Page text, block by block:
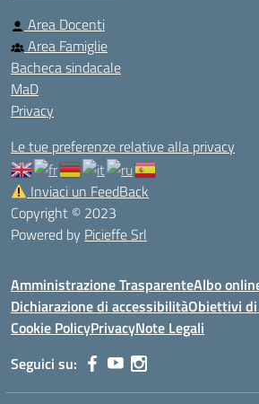
Area Docenti
Area Famiglie
Bacheca sindacale
MaD
Privacy
Le tue preferenze relative alla privacy
Inviaci un FeedBack
Copyright © 2023
Powered by Picieffe Srl
Amministrazione TrasparenteAlbo
Dichiarazione di accessibilitàObiettivi
Cookie PolicyPrivacyNote Legali
Seguici su: